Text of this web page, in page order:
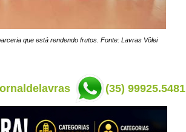
que está rendendo frutos. Fonte: Lavras Vôlei
(35) 99925.5481